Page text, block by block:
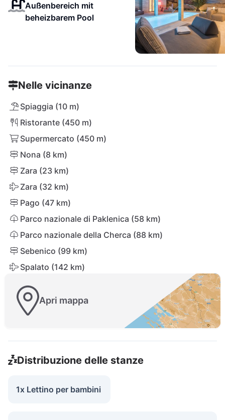
Außenbereich mit
beheizbarem Pool
Nelle vicinanze
Spiaggia (10 m)
Ristorante (450 m)
Supermercato (450 m)
Nona (8 km)
Zara (23 km)
Zara (32 km)
Pago (47 km)
Parco nazionale di Paklenica (58 km)
Parco nazionale della Cherca (88 km)
Sebenico (99 km)
Spalato (142 km)
Apri mappa
Distribuzione delle stanze
1x Lettino per bambini